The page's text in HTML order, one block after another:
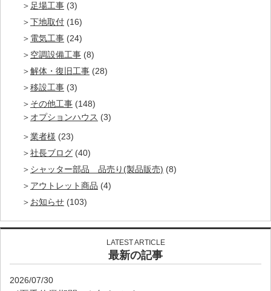
足場工事 (3)
下地取付 (16)
電気工事 (24)
空調設備工事 (8)
解体・復旧工事 (28)
移設工事 (3)
その他工事 (148)
オプションハウス (3)
業者様 (23)
社長ブログ (40)
シャッター部品 品売り(製品販売) (8)
アウトレット商品 (4)
お知らせ (103)
LATEST ARTICLE
最新の記事
2026/07/30